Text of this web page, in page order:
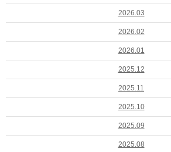
2026.03
2026.02
2026.01
2025.12
2025.11
2025.10
2025.09
2025.08